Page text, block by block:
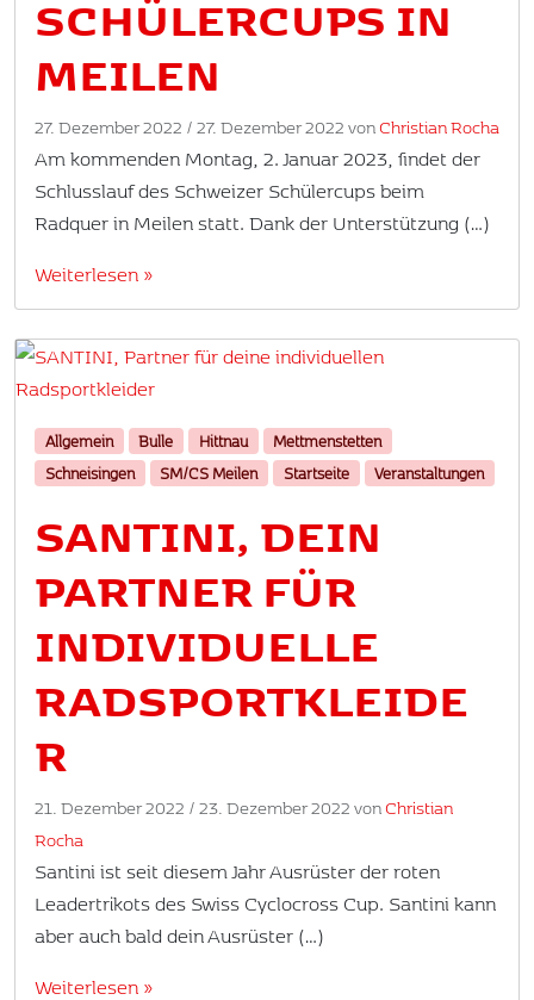
SCHÜLERCUPS IN
MEILEN
27. Dezember 2022 / 27. Dezember 2022 vonChristian Rocha
Am kommenden Montag, 2. Januar 2023, findet der
Schlusslauf des Schweizer Schülercups beim
Radquer in Meilen statt. Dank der Unterstützung (…)
Weiterlesen »
Allgemein Bulle Hittnau
Mettmenstetten
Schneisingen
SM/CS Meilen Startseite Veranstaltungen
SANTINI, DEIN
PARTNER FÜR
INDIVIDUELLE
RADSPORTKLEIDE
R
21. Dezember 2022 / 23. Dezember 2022 vonChristian
Rocha
Santini ist seit diesem Jahr Ausrüster der roten
Leadertrikots des Swiss Cyclocross Cup. Santini kann
aber auch bald dein Ausrüster (…)
Weiterlesen »